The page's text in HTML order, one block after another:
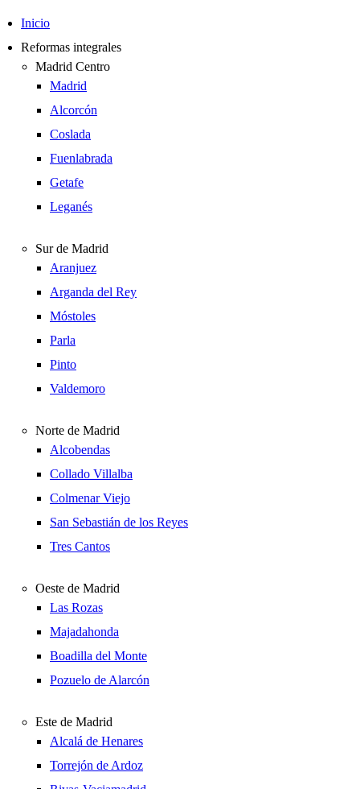
Inicio
Reformas integrales
Madrid Centro
Madrid
Alcorcón
Coslada
Fuenlabrada
Getafe
Leganés
Sur de Madrid
Aranjuez
Arganda del Rey
Móstoles
Parla
Pinto
Valdemoro
Norte de Madrid
Alcobendas
Collado Villalba
Colmenar Viejo
San Sebastián de los Reyes
Tres Cantos
Oeste de Madrid
Las Rozas
Majadahonda
Boadilla del Monte
Pozuelo de Alarcón
Este de Madrid
Alcalá de Henares
Torrejón de Ardoz